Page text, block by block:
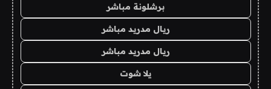
برشلونة مباشر
ريال مدريد مباشر
ريال مدريد مباشر
يلا شوت